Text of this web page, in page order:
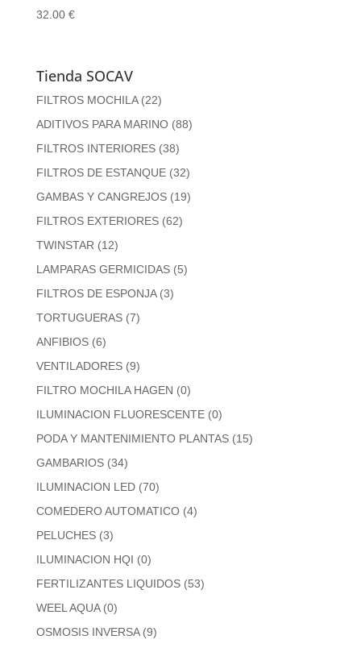
32.00 €
Tienda SOCAV
FILTROS MOCHILA (22)
ADITIVOS PARA MARINO (88)
FILTROS INTERIORES (38)
FILTROS DE ESTANQUE (32)
GAMBAS Y CANGREJOS (19)
FILTROS EXTERIORES (62)
TWINSTAR (12)
LAMPARAS GERMICIDAS (5)
FILTROS DE ESPONJA (3)
TORTUGUERAS (7)
ANFIBIOS (6)
VENTILADORES (9)
FILTRO MOCHILA HAGEN (0)
ILUMINACION FLUORESCENTE (0)
PODA Y MANTENIMIENTO PLANTAS (15)
GAMBARIOS (34)
ILUMINACION LED (70)
COMEDERO AUTOMATICO (4)
PELUCHES (3)
ILUMINACION HQI (0)
FERTILIZANTES LIQUIDOS (53)
WEEL AQUA (0)
OSMOSIS INVERSA (9)